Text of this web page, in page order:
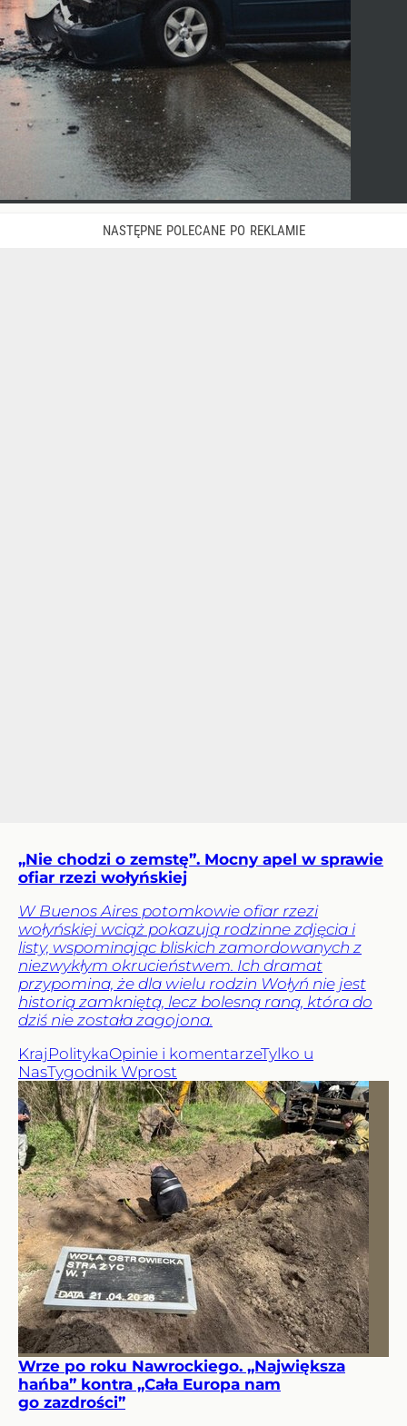
„Nie chodzi o zemstę”. Mocny apel w sprawie
ofiar rzezi wołyńskiej
W Buenos Aires potomkowie ofiar rzezi
wołyńskiej wciąż pokazują rodzinne zdjęcia i
listy, wspominając bliskich zamordowanych z
niezwykłym okrucieństwem. Ich dramat
przypomina, że dla wielu rodzin Wołyń nie jest
historią zamkniętą, lecz bolesną raną, która do
dziś nie została zagojona.
Kraj PolitykaOpinie i komentarzeTylko u
NasTygodnik Wprost
Wrze po roku Nawrockiego. „Największa
hańba” kontra „Cała Europa nam
go zazdrości”